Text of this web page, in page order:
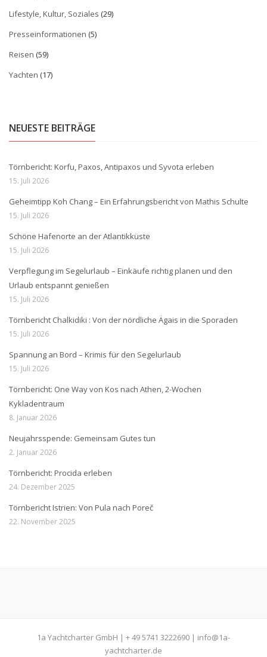
Lifestyle, Kultur, Soziales (29)
Presseinformationen (5)
Reisen (59)
Yachten (17)
NEUESTE BEITRÄGE
Törnbericht: Korfu, Paxos, Antipaxos und Syvota erleben
15. Juli 2026
Geheimtipp Koh Chang – Ein Erfahrungsbericht von Mathis Schulte
15. Juli 2026
Schöne Hafenorte an der Atlantikküste
15. Juli 2026
Verpflegung im Segelurlaub – Einkäufe richtig planen und den
Urlaub entspannt genießen
15. Juli 2026
Törnbericht Chalkidiki : Von der nördliche Ägais in die Sporaden
15. Juli 2026
Spannung an Bord – Krimis für den Segelurlaub
15. Juli 2026
Törnbericht: One Way von Kos nach Athen, 2-Wochen
Kykladentraum
8. Januar 2026
Neujahrsspende: Gemeinsam Gutes tun
2. Januar 2026
Törnbericht: Procida erleben
24. Dezember 2025
Törnbericht Istrien: Von Pula nach Poreč
22. November 2025
1a Yachtcharter GmbH | + 49 5741 3222690 | info@1a-
yachtcharter.de